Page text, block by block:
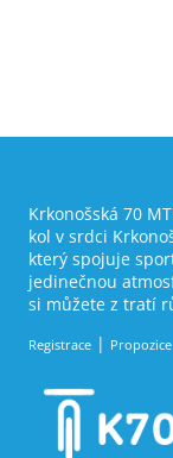
Krkonošská 70
kol v srdci
který spojuje
jedinečnou
si můžete z tratí
Registrace Propozice